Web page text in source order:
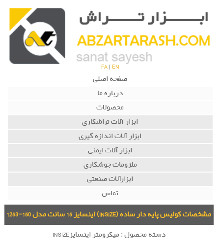
FA|EN
صفحه اصلی
درباره ما
محصولات
ابزار آلات تراشکاری
ابزار آلات اندازه گیری
ابزار آلات ایمنی
ملزومات جوشکاری
ابزارآلات صنعتی
تماس
مشخصات کولیس پایه دار ساده (INSIZE) اینسایز 15 سانت مدل 150-1253
دسته محصول : میکرومتر اینسایزINSIZE